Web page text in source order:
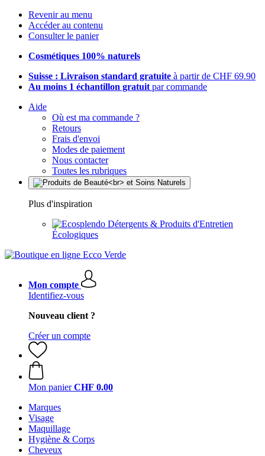
Revenir au menu
Accéder au contenu
Consulter le panier
Cosmétiques 100% naturels
Suisse : Livraison standard gratuite à partir de CHF 69.90
Au moins 1 échantillon gratuit par commande
Aide
Où est ma commande ?
Retours
Frais d'envoi
Modes de paiement
Nous contacter
Toutes les rubriques
Plus d'inspiration
Détergents & Produits d'Entretien
Écologiques
Mon compte
Identifiez-vous
Nouveau client ?
Créer un compte
Mon panier CHF 0.00
Marques
Visage
Maquillage
Hygiène & Corps
Cheveux